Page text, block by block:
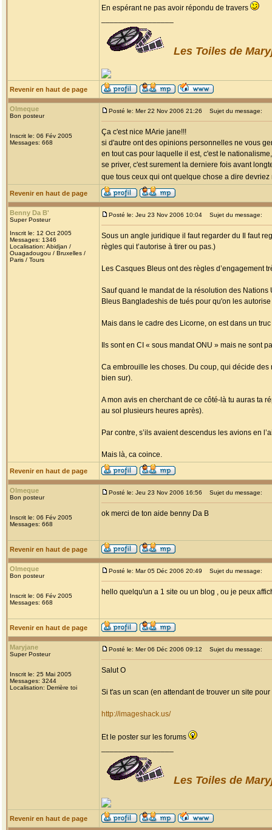
En espérant ne pas avoir répondu de travers
Les Toiles de
Revenir en haut de page
Olmeque
Bon posteur
Inscrit le: 06 Fév 2005
Messages: 668
Posté le: Mer 22 Nov 2006 21:26 Sujet du message:
Ça c'est nice MArie jane!!!
si d'autre ont des opinions personnelles ne vous
en tout cas pour laquelle il est, c'est le
se priver, c'est surement la derniere fois avant
que tous ceux qui ont quelque chose a dire
Revenir en haut de page
Benny Da B'
Super Posteur
Inscrit le: 12 Oct 2005
Messages: 1346
Localisation: Abidjan /
Ouagadougou / Bruxelles /
Paris / Tours
Posté le: Jeu 23 Nov 2006 10:04 Sujet du message:
Sous un angle juridique il faut regarder du Il faut
règles qui t’autorise à tirer ou pas.)
Les Casques Bleus ont des règles d’engagement
Sauf quand le mandat de la résolution des
Bleus Bangladeshis de tués pour qu'on les autorise
Mais dans le cadre des Licorne, on est dans un
Ils sont en CI « sous mandat ONU » mais ne sont
Ca embrouille les choses. Du coup, qui décide
bien sur).
A mon avis en cherchant de ce côté-là tu auras ta
au sol plusieurs heures après).
Par contre, s’ils avaient descendus les avions en
Mais là, ca coince.
Revenir en haut de page
Olmeque
Bon posteur
Inscrit le: 06 Fév 2005
Messages: 668
Posté le: Jeu 23 Nov 2006 16:56 Sujet du message:
ok merci de ton aide benny Da B
Revenir en haut de page
Olmeque
Bon posteur
Inscrit le: 06 Fév 2005
Messages: 668
Posté le: Mar 05 Déc 2006 20:49 Sujet du message:
hello quelqu'un a 1 site ou un blog , ou je peux
Revenir en haut de page
Maryjane
Super Posteur
Inscrit le: 25 Mai 2005
Messages: 3244
Localisation: Derrière toi
Posté le: Mer 06 Déc 2006 09:12 Sujet du message:
Salut O
Si t'as un scan (en attendant de trouver un site
http://imageshack.us/
Et le poster sur les forums
Les Toiles de
Revenir en haut de page